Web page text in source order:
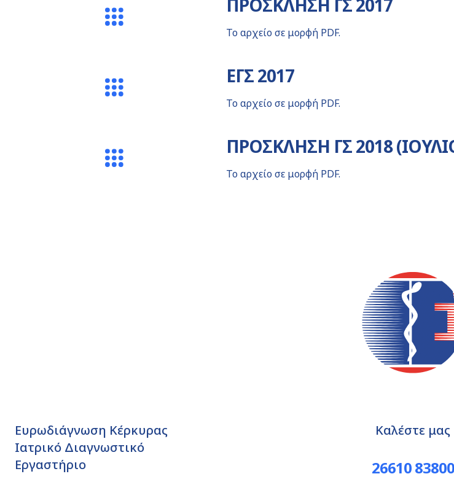
ΠΡΟΣΚΛΗΣΗ ΓΣ 2017
Το αρχείο σε μορφή PDF.
ΕΓΣ 2017
Το αρχείο σε μορφή PDF.
ΠΡΟΣΚΛΗΣΗ ΓΣ 2018
Το αρχείο σε μορφή PDF.
Ευρωδιάγνωση Κέρκυρας
Ιατρικό Διαγνωστικό
Εργαστήριο
Καλέστε μας
26610 83800